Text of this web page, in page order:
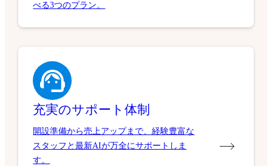
べる3つのプラン。
充実のサポート体制
開設準備から売上アップまで、経験豊富な
スタッフと最新AIが万全にサポートしま
す。